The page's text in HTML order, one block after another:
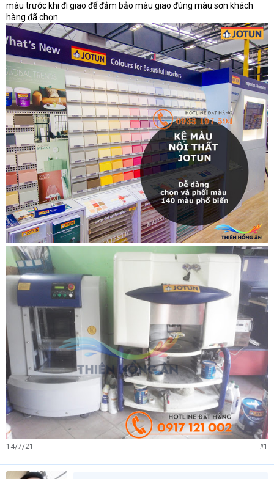
màu trước khi đi giao để đảm bảo màu giao đúng màu sơn khách
hàng đã chọn.
14/7/21 #1